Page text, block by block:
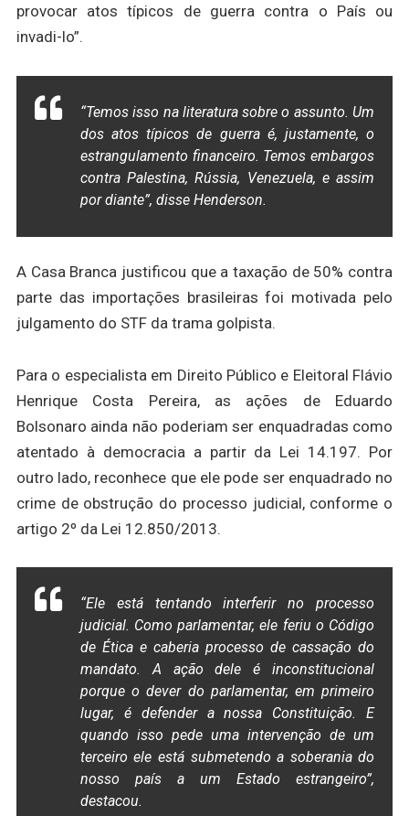
provocar atos típicos de guerra contra o País ou
invadi-lo”.
“Temos isso na literatura sobre o assunto. Um
dos atos típicos de guerra é, justamente, o
estrangulamento financeiro. Temos embargos
contra Palestina, Rússia, Venezuela, e assim
por diante”, disse Henderson.
A Casa Branca justificou que a taxação de 50% contra
parte das importações brasileiras foi motivada pelo
julgamento do STF da trama golpista.
Para o especialista em Direito Público e Eleitoral Flávio
Henrique Costa Pereira, as ações de Eduardo
Bolsonaro ainda não poderiam ser enquadradas como
atentado à democracia a partir da Lei 14.197. Por
outro lado, reconhece que ele pode ser enquadrado no
crime de obstrução do processo judicial, conforme o
artigo 2º da Lei 12.850/2013.
“Ele está tentando interferir no processo
judicial. Como parlamentar, ele feriu o Código
de Ética e caberia processo de cassação do
mandato. A ação dele é inconstitucional
porque o dever do parlamentar, em primeiro
lugar, é defender a nossa Constituição. E
quando isso pede uma intervenção de um
terceiro ele está submetendo a soberania do
nosso país a um Estado estrangeiro”,
destacou.